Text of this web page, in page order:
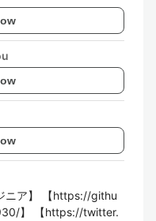
ニア】 【https://githu
】 【https://twitter.